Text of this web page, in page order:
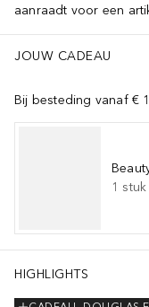
aanraadt voor een
JOUW CADEAU
Bij besteding vanaf €
1 stuk
HIGHLIGHTS